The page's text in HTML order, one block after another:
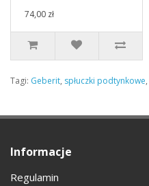
74,00 zł
Tagi: Geberit, spłuczki podtynkowe,
Informacje
Regulamin